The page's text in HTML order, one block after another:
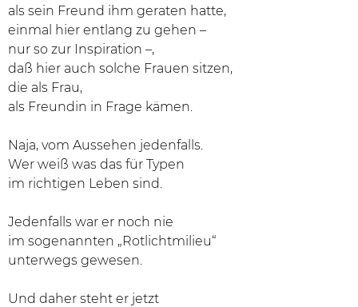
als sein Freund ihm geraten hatte,
einmal hier entlang zu gehen –
nur so zur Inspiration –,
daß hier auch solche Frauen sitzen,
die als Frau,
als Freundin in Frage kämen.
Naja, vom Aussehen jedenfalls.
Wer weiß was das für Typen
im richtigen Leben sind.
Jedenfalls war er noch nie
im sogenannten „Rotlichtmilieu“
unterwegs gewesen.
Und daher steht er jetzt